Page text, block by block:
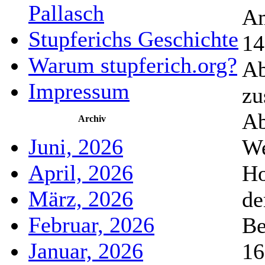
Pallasch
Stupferichs Geschichte
Warum stupferich.org?
Impressum
Archiv
Juni, 2026
April, 2026
März, 2026
Februar, 2026
Januar, 2026